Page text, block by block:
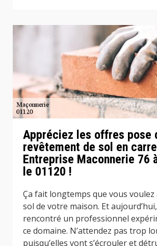
Appréciez les offres pose
revêtement de sol en
Entreprise Maconnerie 76
le 01120 !
Ça fait longtemps que vous voulez
sol de votre maison. Et
rencontré un professionnel
ce domaine. N’attendez pas trop
puisqu’elles vont s’écrouler et